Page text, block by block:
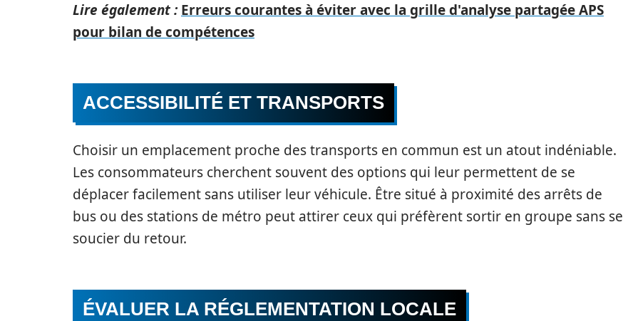
Lire également : Erreurs courantes à éviter avec la grille d'analyse partagée APS
pour bilan de compétences
ACCESSIBILITÉ ET TRANSPORTS
Choisir un emplacement proche des transports en commun est un atout indéniable.
Les consommateurs cherchent souvent des options qui leur permettent de se
déplacer facilement sans utiliser leur véhicule. Être situé à proximité des arrêts de
bus ou des stations de métro peut attirer ceux qui préfèrent sortir en groupe sans se
soucier du retour.
ÉVALUER LA RÉGLEMENTATION LOCALE